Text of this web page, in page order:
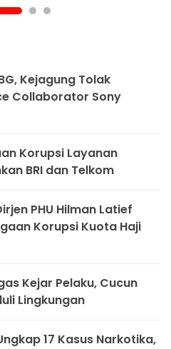
Kejagung Tolak
Collaborator Sony
Korupsi Layanan
BRI dan Telkom
PHU Hilman Latief
Korupsi Kuota Haji
Kejar Pelaku, Cucun
Lingkungan
17 Kasus Narkotika,